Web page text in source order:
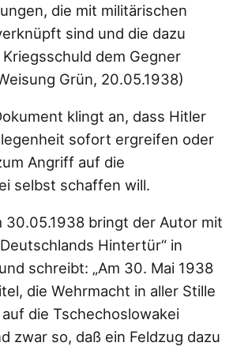
die mit militärischen
sind und die dazu
dem Gegner
Grün, 20.05.1938)
klingt an, dass Hitler
sofort ergreifen oder
Angriff auf die
selbst schaffen will.
30.05.1938 bringt der Autor mit
Hintertür“ in
schreibt: „Am 30. Mai 1938
die Wehrmacht in aller Stille
die Tschechoslowakei
zwar so, daß ein Feldzug dazu